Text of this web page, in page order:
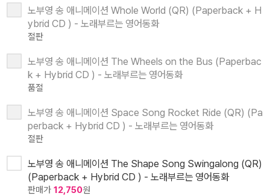
노부영 송 애니메이션 Whole World (QR) (Paperback + H
ybrid CD ) - 노래부르는 영어동화
절판
노부영 송 애니메이션 The Wheels on the Bus (Paperbac
k + Hybrid CD ) - 노래부르는 영어동화
품절
노부영 송 애니메이션 Space Song Rocket Ride (QR) (Pa
perback + Hybrid CD ) - 노래부르는 영어동화
절판
노부영 송 애니메이션 The Shape Song Swingalong (QR)
(Paperback + Hybrid CD ) - 노래부르는 영어동화
판매가 12,750원